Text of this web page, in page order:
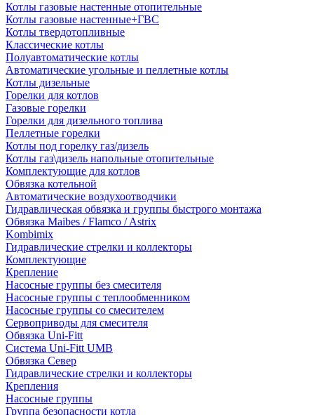
Котлы газовые настенные отопительные
Котлы газовые настенные+ГВС
Котлы твердотопливные
Классические котлы
Полуавтоматические котлы
Автоматические угольные и пеллетные котлы
Котлы дизельные
Горелки для котлов
Газовые горелки
Горелки для дизельного топлива
Пеллетные горелки
Котлы под горелку газ/дизель
Котлы газ\дизель напольные отопительные
Комплектующие для котлов
Обвязка котельной
Автоматические воздухоотводчики
Гидравлическая обвязка и группы быстрого монтажа
Обвязка Maibes / Flamco / Astrix
Kombimix
Гидравлические стрелки и коллекторы
Комплектующие
Крепление
Насосные группы без смесителя
Насосные группы с теплообменником
Насосные группы со смесителем
Сервоприводы для смесителя
Обвязка Uni-Fitt
Система Uni-Fitt UMB
Обвязка Север
Гидравлические стрелки и коллекторы
Крепления
Насосные группы
Группа безопасности котла